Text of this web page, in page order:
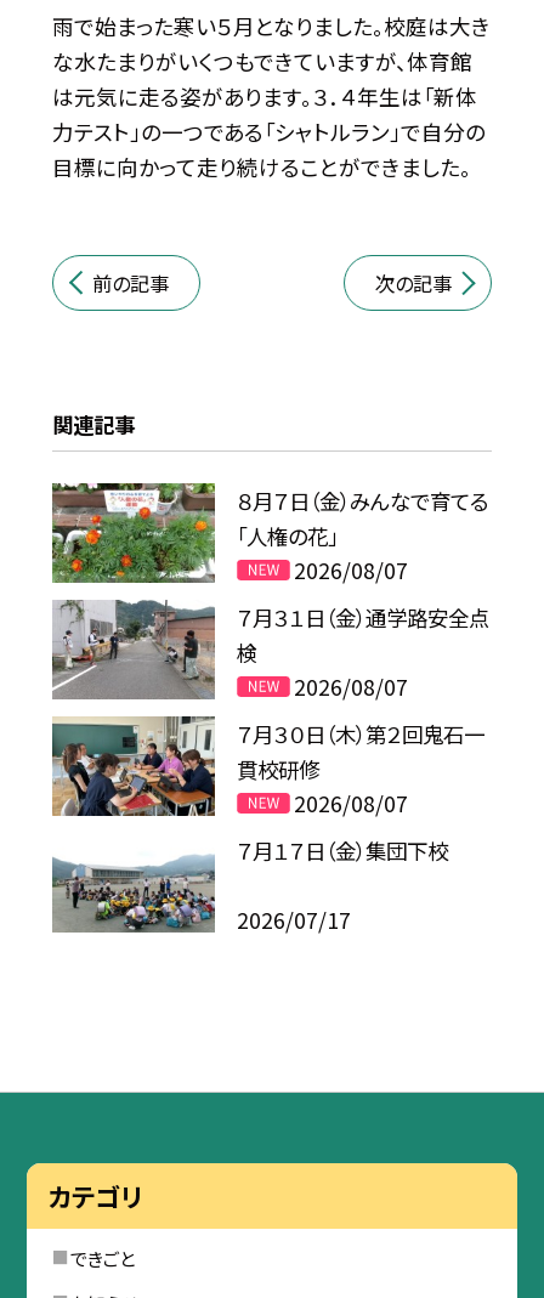
雨で始まった寒い５月となりました。校庭は大き
な水たまりがいくつもできていますが、体育館
は元気に走る姿があります。３．４年生は「新体
力テスト」の一つである「シャトルラン」で自分の
目標に向かって走り続けることができました。
前の記事 次の記事
関連記事
８月７日（金）みんなで育てる
「人権の花」
2026/08/07
７月３１日（金）通学路安全点
検
2026/08/07
７月３０日（木）第２回鬼石一
貫校研修
2026/08/07
７月１７日（金）集団下校
2026/07/17
カテゴリ
できごと